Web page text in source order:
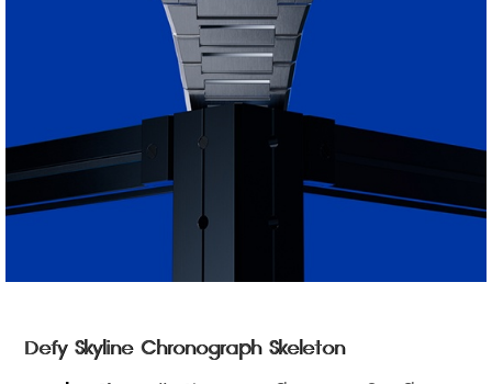
Defy Skyline Chronograph Skeleton